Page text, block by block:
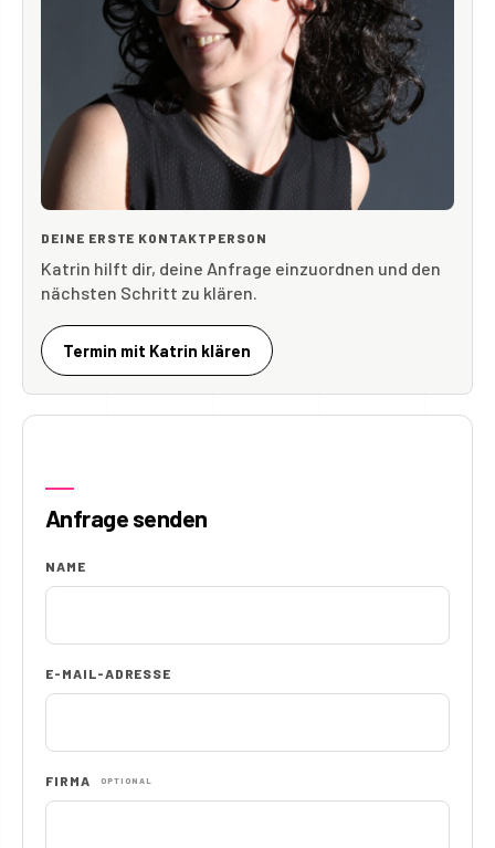
DEINE ERSTE KONTAKTPERSON
Katrin hilft dir, deine Anfrage einzuordnen und den
nächsten Schritt zu klären.
Termin mit Katrin klären
Anfrage senden
NAME
E-MAIL-ADRESSE
FIRMA OPTIONAL